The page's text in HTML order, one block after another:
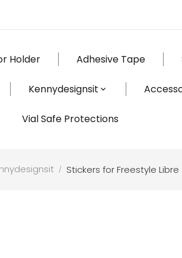
Holder Adhesive Tape
Kennydesignsit
Vial Safe Protections
Stickers for Freestyle Libre